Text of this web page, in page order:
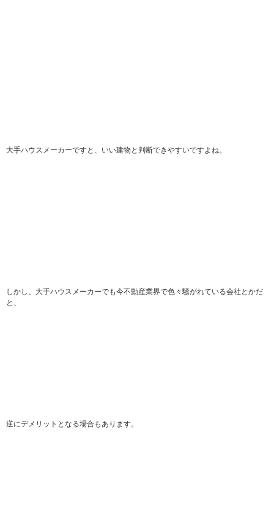
大手ハウスメーカーですと、いい建物と判断できやすいですよね。
しかし、大手ハウスメーカーでも今不動産業界で色々騒がれている会社とかだ
と、
逆にデメリットとなる場合もあります。